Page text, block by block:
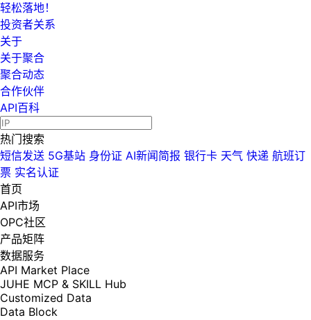
轻松落地！
投资者关系
关于
关于聚合
聚合动态
合作伙伴
API百科
热门搜索
短信发送 5G基站 身份证 AI新闻简报 银行卡 天气 快递 航班订
票 实名认证
首页
API市场
OPC社区
产品矩阵
数据服务
API Market Place
JUHE MCP & SKILL Hub
Customized Data
Data Block